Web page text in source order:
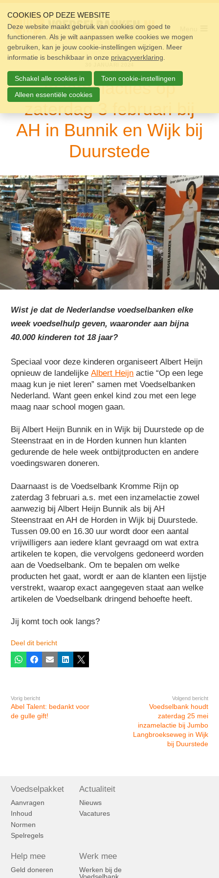
links
over
Spring
naar
de
Spring
naar
de
inhoud
Inzamelacties op
zaterdag 3 februari bij
AH in Bunnik en Wijk bij
Duurstede
Wist je dat de Nederlandse voedselbanken elke
week voedselhulp geven, waaronder aan bijna
40.000 kinderen tot 18 jaar?
Speciaal voor deze kinderen organiseert Albert Heijn
opnieuw de landelijkeAlbert Heijn actie “Op een lege
maag kun je niet leren” samen met Voedselbanken
Nederland. Want geen enkel kind zou met een lege
maag naar school mogen gaan.
Bij Albert Heijn Bunnik en in Wijk bij Duurstede op de
Steenstraat en in de Horden kunnen hun klanten
gedurende de hele week ontbijtproducten en andere
voedingswaren doneren.
Daarnaast is de Voedselbank Kromme Rijn op
zaterdag 3 februari a.s. met een inzamelactie zowel
aanwezig bij Albert Heijn Bunnik als bij AH
Steenstraat en AH de Horden in Wijk bij Duurstede.
Tussen 09.00 en 16.30 uur wordt door een aantal
vrijwilligers aan iedere klant gevraagd om wat extra
artikelen te kopen, die vervolgens gedoneerd worden
aan de Voedselbank. Om te bepalen om welke
producten het gaat, wordt er aan de klanten een lijstje
verstrekt, waarop exact aangegeven staat aan welke
artikelen de Voedselbank dringend behoefte heeft.
Jij komt toch ook langs?
Deel dit bericht
WhatsappFacebook
E-mailLinkedIn
X
Vorig bericht
Abel Talent: bedankt voor
de gulle gift!
Volgend bericht
Voedselbank houdt
zaterdag 25 mei
inzamelactie bij Jumbo
Langbroekseweg in Wijk
bij Duurstede
Voedselpakket
Aanvragen
Inhoud
Normen
Spelregels
Actualiteit
Nieuws
Vacatures
Help mee
Geld doneren
Werk mee
Werken bij de
Voedselbank
Home
Pakket
Doneren
Vrijwilligers
Nieuws
Doneer
Contact
Zoek
COOKIES OP DEZE WEBSITE
Deze website maakt gebruik van cookies om goed te
functioneren. Als je wilt aanpassen welke cookies we mogen
gebruiken, kan je jouw cookie-instellingen wijzigen. Meer
informatie is beschikbaar in onze privacyverklaring
Schakel alle cookies in Toon cookie-instellingen
Alleen essentiële cookies